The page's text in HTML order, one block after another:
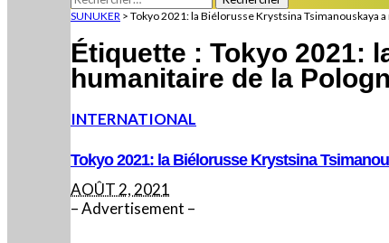
SUNUKER > Tokyo 2021: la Biélorusse Krystsina Tsimanouskaya
Étiquette : Tokyo 2021:
humanitaire de la
INTERNATIONAL
Tokyo 2021: la Biélorusse Krystsina
AOÛT 2, 2021
– Advertisement –